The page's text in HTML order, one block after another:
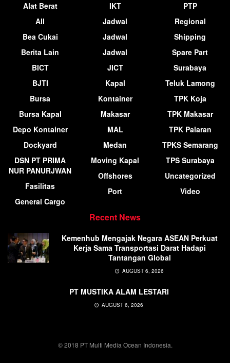
Alat Berat
All
Bea Cukai
Berita Lain
BICT
BJTI
Bursa
Bursa Kapal
Depo Kontainer
Dockyard
DSN PT PRIMA
NUR PANURJWAN
Fasilitas
General Cargo
IKT
Jadwal
Jadwal
Jadwal
JICT
Kapal
Kontainer
Makasar
MAL
Medan
Moving Kapal
Offshores
Port
PTP
Regional
Shipping
Spare Part
Surabaya
Teluk Lamong
TPK Koja
TPK Makasar
TPK Palaran
TPKS Semarang
TPS Surabaya
Uncategorized
Video
Recent News
Kemenhub Mengajak Negara ASEAN Perkuat
Kerja Sama Transportasi Darat Hadapi
Tantangan Global
AUGUST 6, 2026
PT MUSTIKA ALAM LESTARI
AUGUST 6, 2026
© 2018 PT Multi Media Ocean Indonesia.